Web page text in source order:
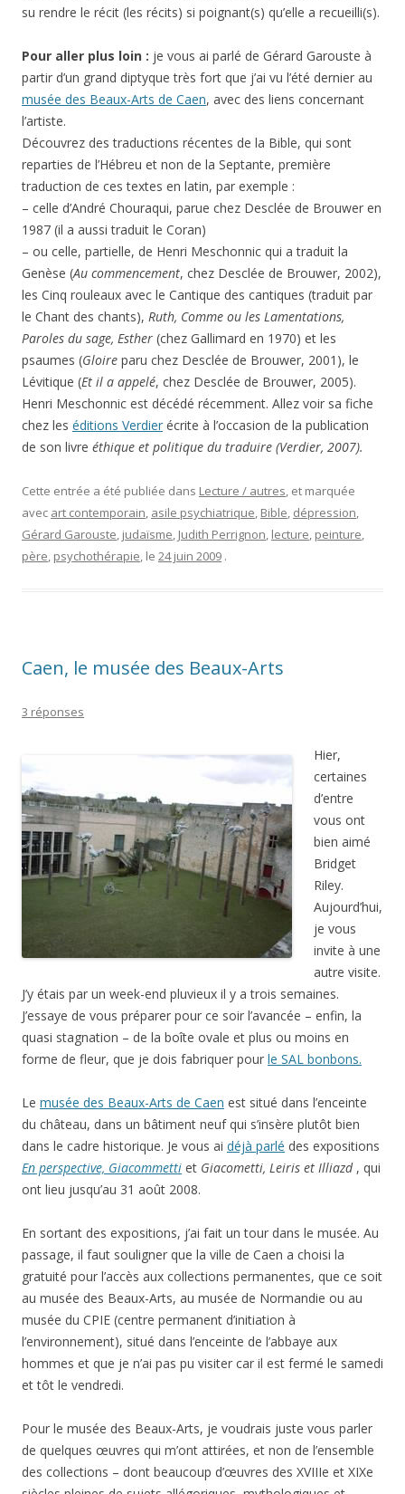
su rendre le récit (les récits) si poignant(s) qu’elle a recueilli(s).
Pour aller plus loin : je vous ai parlé de Gérard Garouste à
partir d’un grand diptyque très fort que j’ai vu l’été dernier au
musée des Beaux-Arts de Caen, avec des liens concernant
l’artiste.
Découvrez des traductions récentes de la Bible, qui sont
reparties de l’Hébreu et non de la Septante, première
traduction de ces textes en latin, par exemple :
– celle d’André Chouraqui, parue chez Desclée de Brouwer en
1987 (il a aussi traduit le Coran)
– ou celle, partielle, de Henri Meschonnic qui a traduit la
Genèse (Au commencement, chez Desclée de Brouwer, 2002),
les Cinq rouleaux avec le Cantique des cantiques (traduit par
le Chant des chants), Ruth, Comme ou les Lamentations,
Paroles du sage, Esther (chez Gallimard en 1970) et les
psaumes (Gloire paru chez Desclée de Brouwer, 2001), le
Lévitique (Et il a appelé, chez Desclée de Brouwer, 2005).
Henri Meschonnic est décédé récemment. Allez voir sa fiche
chez les éditions Verdier écrite à l’occasion de la publication
de son livre éthique et politique du traduire (Verdier, 2007).
Cette entrée a été publiée dans Lecture / autres, et marquée
avec art contemporain, asile psychiatrique, Bible, dépression,
Gérard Garouste, judaïsme, Judith Perrignon, lecture, peinture,
père, psychothérapie, le 24 juin 2009 .
Caen, le musée des Beaux-Arts
3 réponses
Hier,
certaines
d’entre
vous ont
bien aimé
Bridget
Riley.
Aujourd’hui,
je vous
invite à une
autre visite.
J’y étais par un week-end pluvieux il y a trois semaines.
J’essaye de vous préparer pour ce soir l’avancée – enfin, la
quasi stagnation – de la boîte ovale et plus ou moins en
forme de fleur, que je dois fabriquer pour le SAL bonbons.
Le musée des Beaux-Arts de Caen est situé dans l’enceinte
du château, dans un bâtiment neuf qui s’insère plutôt bien
dans le cadre historique. Je vous ai déjà parlé des expositions
En perspective, Giacommetti et Giacometti, Leiris et Illiazd, qui
ont lieu jusqu’au 31 août 2008.
En sortant des expositions, j’ai fait un tour dans le musée. Au
passage, il faut souligner que la ville de Caen a choisi la
gratuité pour l’accès aux collections permanentes, que ce soit
au musée des Beaux-Arts, au musée de Normandie ou au
musée du CPIE (centre permanent d’initiation à
l’environnement), situé dans l’enceinte de l’abbaye aux
hommes et que je n’ai pas pu visiter car il est fermé le samedi
et tôt le vendredi.
Pour le musée des Beaux-Arts, je voudrais juste vous parler
de quelques œuvres qui m’ont attirées, et non de l’ensemble
des collections – dont beaucoup d’œuvres des XVIIIe et XIXe